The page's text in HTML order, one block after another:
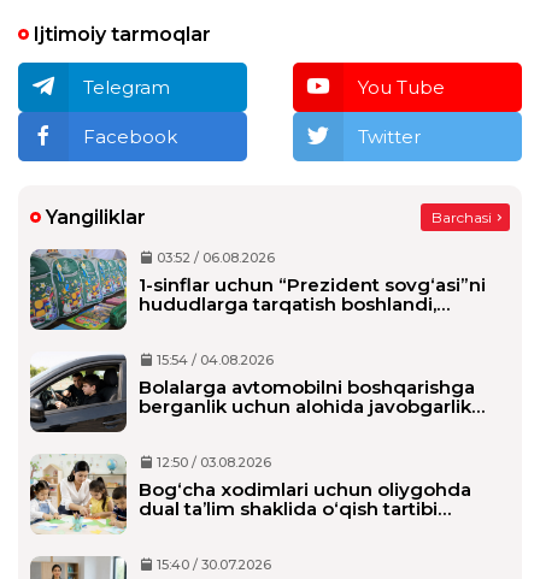
Ijtimoiy tarmoqlar
Telegram You Tube
Facebook Twitter
Yangiliklar Barchasi
03:52 / 06.08.2026
1-sinflar uchun “Prezident sovg‘asi”ni
hududlarga tarqatish boshlandi,
15:54 / 04.08.2026
Bolalarga avtomobilni boshqarishga
berganlik uchun alohida javobgarlik
12:50 / 03.08.2026
Bog‘cha xodimlari uchun oliygohda
dual ta’lim shaklida o‘qish tartibi
15:40 / 30.07.2026